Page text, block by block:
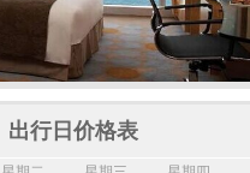
出行日价格表